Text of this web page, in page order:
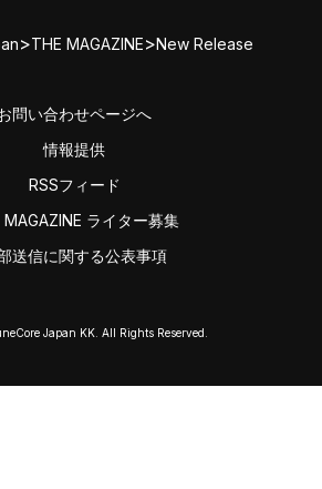
>THE MAGAZINE>New Release
問い合わせページへ
情報提供
RSSフィード
MAGAZINE ライター募集
送信に関する公表事項
Japan KK. All Rights Reserved.